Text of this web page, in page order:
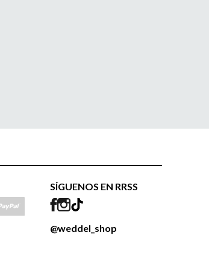
SÍGUENOS EN RRSS
@weddel_shop